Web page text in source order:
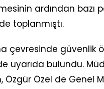
ardından bazı
toplanmıştı.
çevresinde güvenlik
uyarıda bulundu.
Özgür Özel de Genel